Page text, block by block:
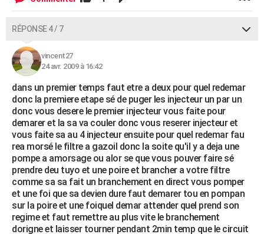
RÉPONSE 4 / 7
vincent27
24 avr. 2009 à 16:42
dans un premier temps faut etre a deux pour quel redemar
donc la premiere etape sé de puger les injecteur un par un
donc vous desere le premier injecteur vous faite pour
demarer et la sa va couler donc vous reserer injecteur et
vous faite sa au 4 injecteur ensuite pour quel redemar fau
rea morsé le filtre a gazoil donc la soite qu'il y a deja une
pompe a amorsage ou alor se que vous pouver faire sé
prendre deu tuyo et une poire et brancher a votre filtre
comme sa sa fait un branchement en direct vous pomper
et une foi que sa devien dure faut demarer tou en pompan
sur la poire et une foiquel demar attender quel prend son
regime et faut remettre au plus vite le branchement
dorigne et laisser tourner pendant 2min temp que le circuit